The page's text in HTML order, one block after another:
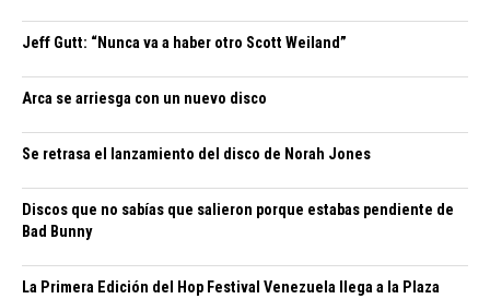
Jeff Gutt: “Nunca va a haber otro Scott Weiland”
Arca se arriesga con un nuevo disco
Se retrasa el lanzamiento del disco de Norah Jones
Discos que no sabías que salieron porque estabas pendiente de
Bad Bunny
La Primera Edición del Hop Festival Venezuela llega a la Plaza